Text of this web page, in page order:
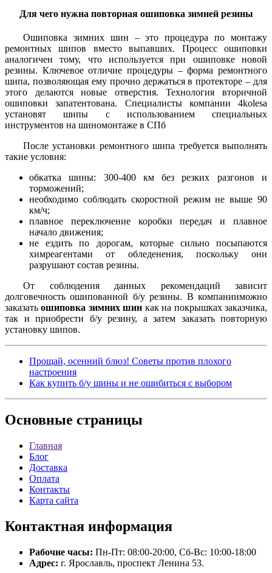
Для чего нужна повторная ошиповка зимней резины
Ошиповка зимних шин – это процедура по монтажу
ремонтных шипов вместо выпавших. Процесс ошиповки
аналогичен тому, что используется при ошиповке новой
резины. Ключевое отличие процедуры – форма ремонтного
шипа, позволяющая ему прочно держаться в протекторе – для
этого делаются новые отверстия. Технология вторичной
ошиповки запатентована. Специалисты компании 4kolesa
установят шипы с использованием специальных
инструментов на шиномонтаже в СПб
После установки ремонтного шипа требуется выполнять
такие условия:
обкатка шины: 300-400 км без резких разгонов и
торможений;
необходимо соблюдать скоростной режим не выше 90
км/ч;
плавное переключение коробки передач и плавное
начало движения;
не ездить по дорогам, которые сильно посыпаются
химреагентами от обледенения, поскольку они
разрушают состав резины.
От соблюдения данных рекомендаций зависит
долговечность ошипованной б/у резины. В компанииможно
заказатьошиповка зимних шин как на покрышках заказчика,
так и приобрести б/у резину, а затем заказать повторную
установку шипов.
​Прощай, осенний блюз! Советы против плохого
настроения
Как купить б/у шины и не ошибиться с выбором
Основные страницы
Главная
Блог
Доставка
Оплата
Контакты
Карта сайта
Контактная информация
Рабочие часы: Пн-Пт: 08:00-20:00, Сб-Вс: 10:00-18:00
Адрес: г. Ярославль, проспект Ленина 53.